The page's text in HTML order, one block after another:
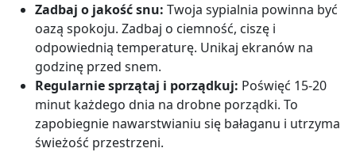
Zadbaj o jakość snu: Twoja sypialnia powinna być
oazą spokoju. Zadbaj o ciemność, ciszę i
odpowiednią temperaturę. Unikaj ekranów na
godzinę przed snem.
Regularnie sprzątaj i porządkuj: Poświęć 15-20
minut każdego dnia na drobne porządki. To
zapobiegnie nawarstwianiu się bałaganu i utrzyma
świeżość przestrzeni.